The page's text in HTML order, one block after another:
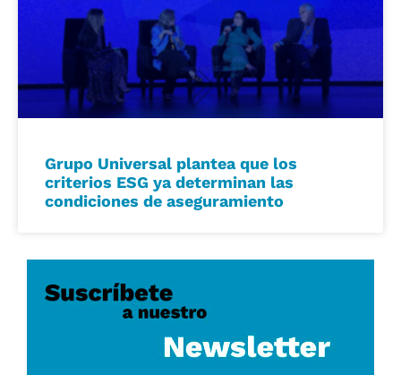
Grupo Universal plantea que los
criterios ESG ya determinan las
condiciones de aseguramiento